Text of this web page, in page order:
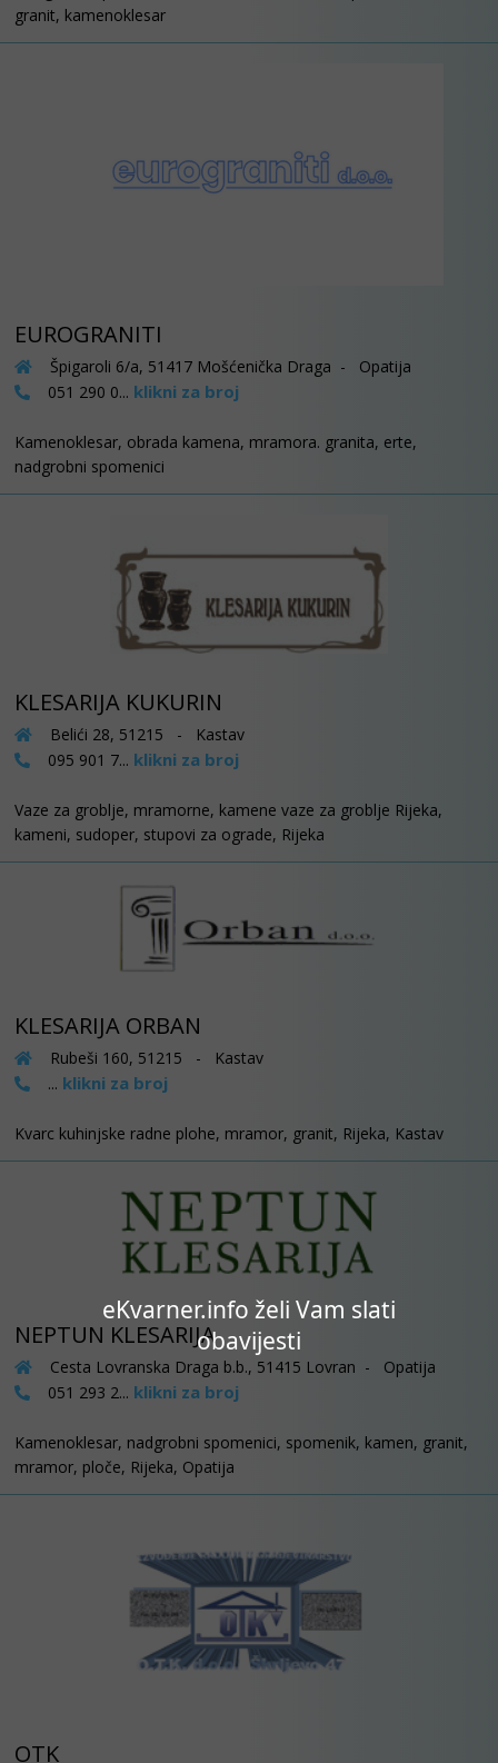
eKvarner.info želi Vam slati
obavijesti
granit, kamenoklesar
EUROGRANITI
Špigaroli 6/a, 51417 Mošćenička Draga - Opatija
051 290 0... klikni za broj
Kamenoklesar, obrada kamena, mramora. granita, erte,
nadgrobni spomenici
KLESARIJA KUKURIN
Belići 28, 51215 - Kastav
095 901 7... klikni za broj
Vaze za groblje, mramorne, kamene vaze za groblje Rijeka,
kameni, sudoper, stupovi za ograde, Rijeka
KLESARIJA ORBAN
Rubeši 160, 51215 - Kastav
... klikni za broj
Kvarc kuhinjske radne plohe, mramor, granit, Rijeka, Kastav
NEPTUN KLESARIJA
Cesta Lovranska Draga b.b., 51415 Lovran - Opatija
051 293 2... klikni za broj
Kamenoklesar, nadgrobni spomenici, spomenik, kamen, granit,
mramor, ploče, Rijeka, Opatija
OTK